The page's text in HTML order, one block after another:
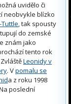
uvidělo či
neobvykle blízko
, tak spousty
do zemské
znám jako
tento rok
ZvláštěLeonidy v
. Vpomalu se
a z roku 1998
poslední